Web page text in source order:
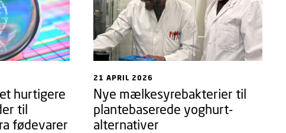
hurtigere
til
fødevarer
21 APRIL 2026
Nye mælkesyrebakterier til
plantebaserede yoghurt-
alternativer